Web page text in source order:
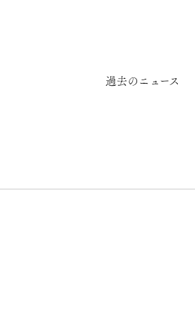
過去のニュース